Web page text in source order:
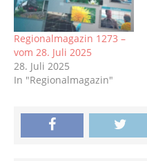
Regionalmagazin 1273 –
vom 28. Juli 2025
28. Juli 2025
In "Regionalmagazin"